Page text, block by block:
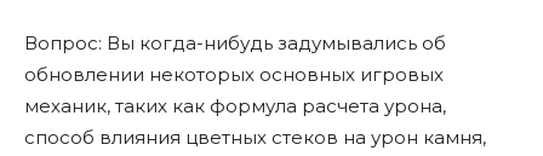
Вопрос: Вы когда-нибудь задумывались об
обновлении некоторых основных игровых
механик, таких как формула расчета урона,
способ влияния цветных стеков на урон камня,